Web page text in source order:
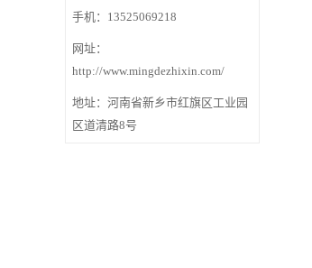
手机：13525069218
网址：
http://www.mingdezhixin.com/
地址：河南省新乡市红旗区工业园
区道清路8号